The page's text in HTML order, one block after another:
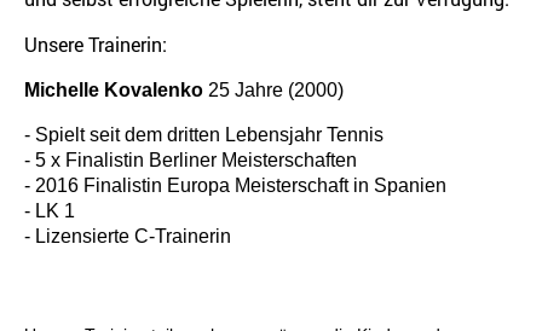
Unsere Trainerin:
Michelle Kovalenko 25 Jahre (2000)
- Spielt seit dem dritten Lebensjahr Tennis
- 5 x Finalistin Berliner Meisterschaften
- 2016 Finalistin Europa Meisterschaft in Spanien
- LK 1
- Lizensierte C-Trainerin